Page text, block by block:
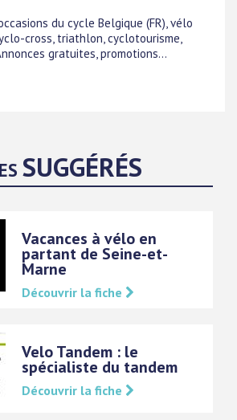
du cycle Belgique (FR), vélo
cross, triathlon, cyclotourisme,
gratuites, promotions...
SUGGÉRÉS
Vacances à vélo en
partant de Seine-et-
Marne
Découvrir la fiche
Velo Tandem : le
spécialiste du tandem
Découvrir la fiche